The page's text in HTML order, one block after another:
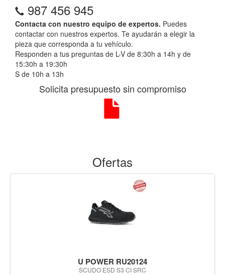
987 456 945
Contacta con nuestro equipo de expertos. Puedes
contactar con nuestros expertos. Te ayudarán a elegir la
pieza que corresponda a tu vehículo.
Responden a tus preguntas de L-V de 8:30h a 14h y de
15:30h a 19:30h
S de 10h a 13h
Solicita presupuesto sin compromiso
Ofertas
U POWER RU20124
SCUDO ESD S3 CI SRC